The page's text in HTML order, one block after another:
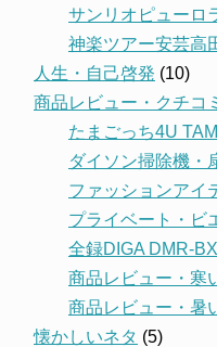
サンリオピューロ
神楽ツアー安芸高
人生・自己啓発 (10)
商品レビュー・クチコ
たまごっち4U
ダイソン掃除機・
ファッションアイ
プライベート・ビ
全録DIGA DMR-
商品レビュー・寒
商品レビュー・暑
懐かしいネタ (5)